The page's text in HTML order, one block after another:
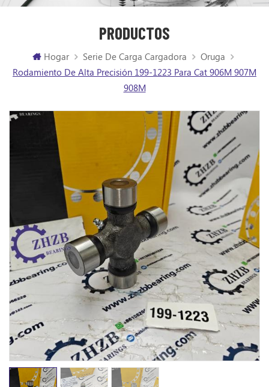
PRODUCTOS
Hogar Serie De Carga Cargadora
Oruga
Rodamiento De Alta Precisión 199-1223 Para Cat 906M 907M
908M